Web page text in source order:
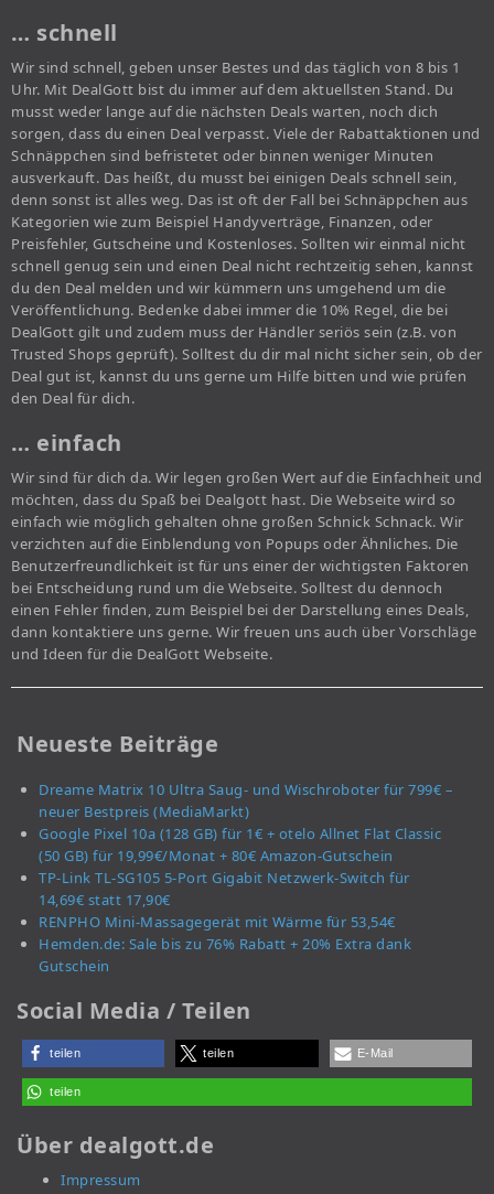
… schnell
Wir sind schnell, geben unser Bestes und das täglich von 8 bis 1
Uhr. Mit DealGott bist du immer auf dem aktuellsten Stand. Du
musst weder lange auf die nächsten Deals warten, noch dich
sorgen, dass du einen Deal verpasst. Viele der Rabattaktionen und
Schnäppchen sind befristetet oder binnen weniger Minuten
ausverkauft. Das heißt, du musst bei einigen Deals schnell sein,
denn sonst ist alles weg. Das ist oft der Fall bei Schnäppchen aus
Kategorien wie zum Beispiel Handyverträge, Finanzen, oder
Preisfehler, Gutscheine und Kostenloses. Sollten wir einmal nicht
schnell genug sein und einen Deal nicht rechtzeitig sehen, kannst
du den Deal melden und wir kümmern uns umgehend um die
Veröffentlichung. Bedenke dabei immer die 10% Regel, die bei
DealGott gilt und zudem muss der Händler seriös sein (z.B. von
Trusted Shops geprüft). Solltest du dir mal nicht sicher sein, ob der
Deal gut ist, kannst du uns gerne um Hilfe bitten und wie prüfen
den Deal für dich.
… einfach
Wir sind für dich da. Wir legen großen Wert auf die Einfachheit und
möchten, dass du Spaß bei Dealgott hast. Die Webseite wird so
einfach wie möglich gehalten ohne großen Schnick Schnack. Wir
verzichten auf die Einblendung von Popups oder Ähnliches. Die
Benutzerfreundlichkeit ist für uns einer der wichtigsten Faktoren
bei Entscheidung rund um die Webseite. Solltest du dennoch
einen Fehler finden, zum Beispiel bei der Darstellung eines Deals,
dann kontaktiere uns gerne. Wir freuen uns auch über Vorschläge
und Ideen für die DealGott Webseite.
Neueste Beiträge
Dreame Matrix 10 Ultra Saug- und Wischroboter für 799€ –
neuer Bestpreis (MediaMarkt)
Google Pixel 10a (128 GB) für 1€ + otelo Allnet Flat Classic
(50 GB) für 19,99€/Monat + 80€ Amazon-Gutschein
TP-Link TL-SG105 5-Port Gigabit Netzwerk-Switch für
14,69€ statt 17,90€
RENPHO Mini-Massagegerät mit Wärme für 53,54€
Hemden.de: Sale bis zu 76% Rabatt + 20% Extra dank
Gutschein
Social Media / Teilen
teilen teilen E-Mail
teilen
Über dealgott.de
Impressum